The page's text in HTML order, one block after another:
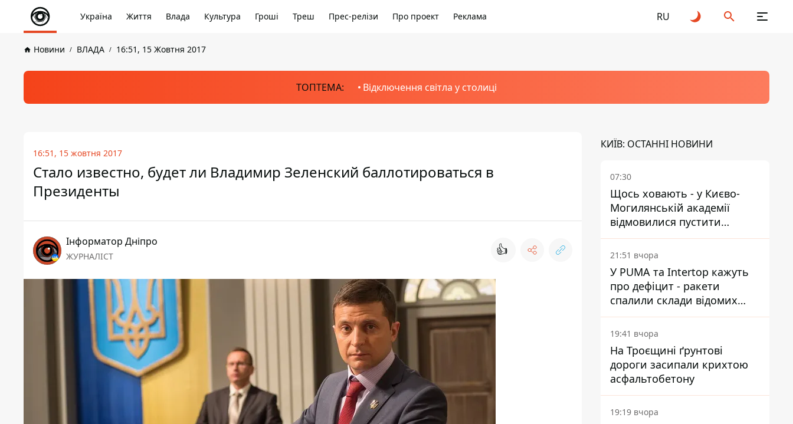
Україна Життя Влада Культура Гроші Треш Прес-релізи Про проект Реклама RU
Новини ВЛАДА 16:51, 15 Жовтня 2017
ТОПТЕМА: Відключення світла у столиці
16:51, 15 жовтня 2017
Стало известно, будет ли Владимир Зеленский баллотироваться в
Президенты
Інформатор Дніпро
ЖУРНАЛІСТ 👍
КИЇВ: ОСТАННІ НОВИНИ
07:30
Щось ховають - у Києво-
Могилянській академії
відмовилися пустити
комісію з охорони пам'яток
на територію
21:51 вчора
У PUMA та Intertop кажуть
про дефіцит - ракети
спалили склади відомих
брендів
19:41 вчора
На Троєщині ґрунтові
дороги засипали крихтою
асфальтобетону
19:19 вчора